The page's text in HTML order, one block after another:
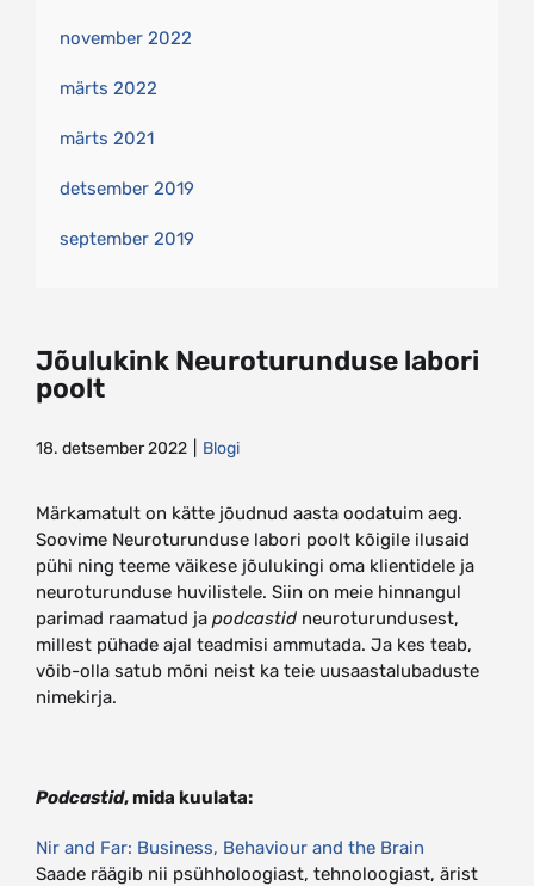
Jõulukink Neuroturunduse labori
poolt
18. detsember 2022 Blogi
Märkamatult on kätte jõudnud aasta oodatuim aeg.
Soovime Neuroturunduse labori poolt kõigile ilusaid
pühi ning teeme väikese jõulukingi oma klientidele ja
neuroturunduse huvilistele. Siin on meie hinnangul
parimad raamatud ja podcastid neuroturundusest,
millest pühade ajal teadmisi ammutada. Ja kes teab,
võib-olla satub mõni neist ka teie uusaastalubaduste
nimekirja.
Podcastid, mida kuulata:
Nir and Far: Business, Behaviour and the Brain
Saade räägib nii psühholoogiast, tehnoloogiast, ärist
november 2022
märts 2022
märts 2021
detsember 2019
september 2019